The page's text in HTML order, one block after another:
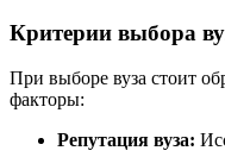
Критерии выбора
При выборе вуза стоит
факторы:
Репутация вуза: